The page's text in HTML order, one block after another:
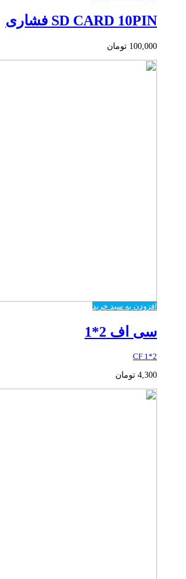
SD CARD 10PIN فشاری
100,000 تومان
افزودن به سبد خرید
سی اف 2*1
CF 1*2
4,300 تومان